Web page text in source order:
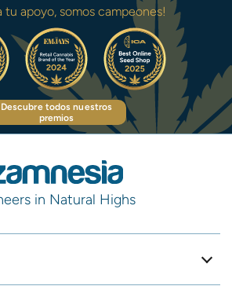
tu apoyo, somos campeones!
Descubre todos nuestros
premios
in Natural Highs